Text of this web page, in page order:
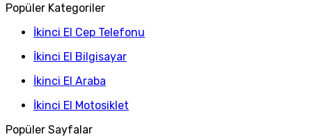
Popüler Kategoriler
İkinci El Cep Telefonu
İkinci El Bilgisayar
İkinci El Araba
İkinci El Motosiklet
Popüler Sayfalar